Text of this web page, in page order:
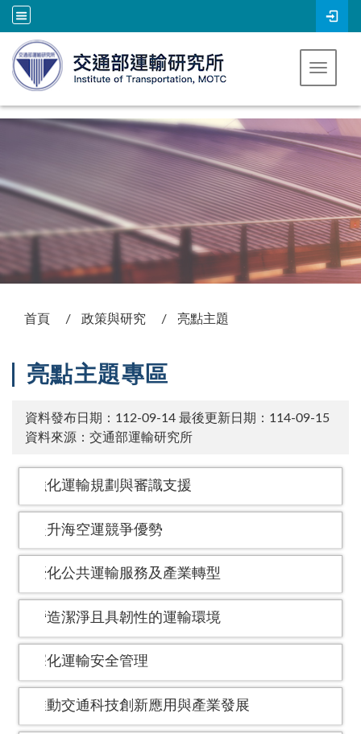
跳到主要內容
Toggle
首頁 政策與研究 亮點主題
亮點主題專區
資料發布日期：112-09-14 最後更新日期：114-09-15
資料來源：交通部運輸研究所
強化運輸規劃與審識支援
提升海空運競爭優勢
優化公共運輸服務及產業轉型
營造潔淨且具韌性的運輸環境
深化運輸安全管理
推動交通科技創新應用與產業發展